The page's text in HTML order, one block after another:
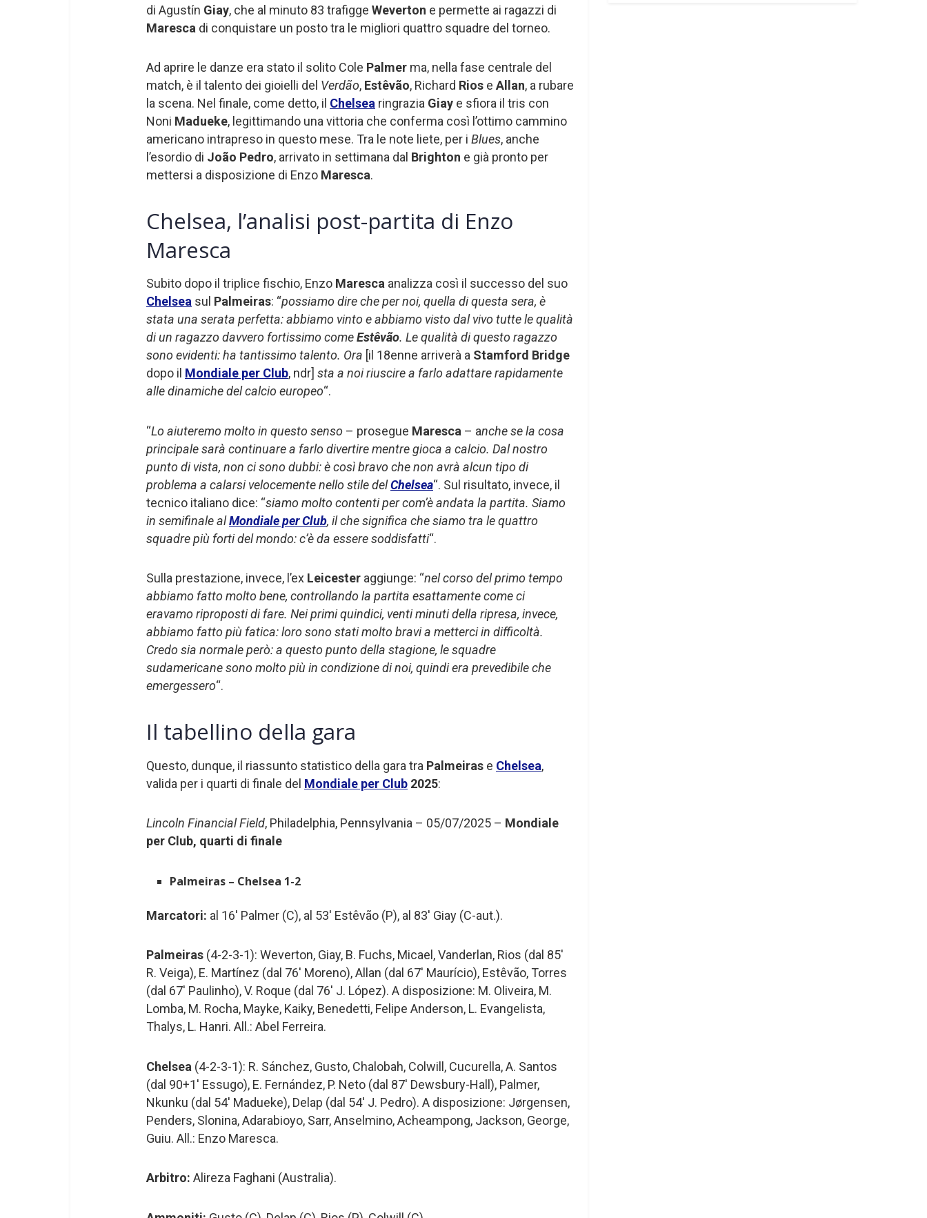
di Agustín Giay, che al minuto 83 trafigge Weverton e permette ai ragazzi di
Maresca di conquistare un posto tra le migliori quattro squadre del torneo.
Ad aprire le danze era stato il solito Cole Palmer ma, nella fase centrale del
match, è il talento dei gioielli del Verdão, Estêvão, Richard Rios e Allan, a rubare
la scena. Nel finale, come detto, il Chelsea ringrazia Giay e sfiora il tris con
Noni Madueke, legittimando una vittoria che conferma così l’ottimo cammino
americano intrapreso in questo mese. Tra le note liete, per i Blues, anche
l’esordio di João Pedro, arrivato in settimana dal Brighton e già pronto per
mettersi a disposizione di Enzo Maresca.
Chelsea, l’analisi post-partita di Enzo
Maresca
Subito dopo il triplice fischio, Enzo Maresca analizza così il successo del suo
Chelsea sul Palmeiras: “possiamo dire che per noi, quella di questa sera, è
stata una serata perfetta: abbiamo vinto e abbiamo visto dal vivo tutte le qualità
di un ragazzo davvero fortissimo comeEstêvão. Le qualità di questo ragazzo
sono evidenti: ha tantissimo talento. Ora [il 18enne arriverà a Stamford Bridge
dopo il Mondiale per Club, ndr] sta a noi riuscire a farlo adattare rapidamente
alle dinamiche del calcio europeo“.
“Lo aiuteremo molto in questo senso – prosegue Maresca – anche se la cosa
principale sarà continuare a farlo divertire mentre gioca a calcio. Dal nostro
punto di vista, non ci sono dubbi: è così bravo che non avrà alcun tipo di
problema a calarsi velocemente nello stile delChelsea“. Sul risultato, invece, il
tecnico italiano dice: “siamo molto contenti per com’è andata la partita. Siamo
in semifinale alMondiale per Club, il che significa che siamo tra le quattro
squadre più forti del mondo: c’è da essere soddisfatti“.
Sulla prestazione, invece, l’ex Leicester aggiunge: “nel corso del primo tempo
abbiamo fatto molto bene, controllando la partita esattamente come ci
eravamo riproposti di fare. Nei primi quindici, venti minuti della ripresa, invece,
abbiamo fatto più fatica: loro sono stati molto bravi a metterci in difficoltà.
Credo sia normale però: a questo punto della stagione, le squadre
sudamericane sono molto più in condizione di noi, quindi era prevedibile che
emergessero“.
Il tabellino della gara
Questo, dunque, il riassunto statistico della gara tra Palmeiras e Chelsea,
valida per i quarti di finale del Mondiale per Club 2025:
Lincoln Financial Field, Philadelphia, Pennsylvania – 05/07/2025 – Mondiale
per Club, quarti di finale
Palmeiras – Chelsea 1-2
Marcatori: al 16′ Palmer (C), al 53′ Estêvão (P), al 83′ Giay (C-aut.).
Palmeiras (4-2-3-1): Weverton, Giay, B. Fuchs, Micael, Vanderlan, Rios (dal 85′
R. Veiga), E. Martínez (dal 76′ Moreno), Allan (dal 67′ Maurício), Estêvão, Torres
(dal 67′ Paulinho), V. Roque (dal 76′ J. López). A disposizione: M. Oliveira, M.
Lomba, M. Rocha, Mayke, Kaiky, Benedetti, Felipe Anderson, L. Evangelista,
Thalys, L. Hanri. All.: Abel Ferreira.
Chelsea (4-2-3-1): R. Sánchez, Gusto, Chalobah, Colwill, Cucurella, A. Santos
(dal 90+1′ Essugo), E. Fernández, P. Neto (dal 87′ Dewsbury-Hall), Palmer,
Nkunku (dal 54′ Madueke), Delap (dal 54′ J. Pedro). A disposizione: Jørgensen,
Penders, Slonina, Adarabioyo, Sarr, Anselmino, Acheampong, Jackson, George,
Guiu. All.: Enzo Maresca.
Arbitro: Alireza Faghani (Australia).